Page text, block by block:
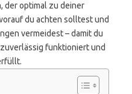
der optimal zu deiner
du achten solltest und
vermeidest – damit du
funktioniert und